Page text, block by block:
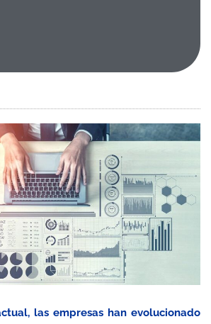
las empresas han evolucionado